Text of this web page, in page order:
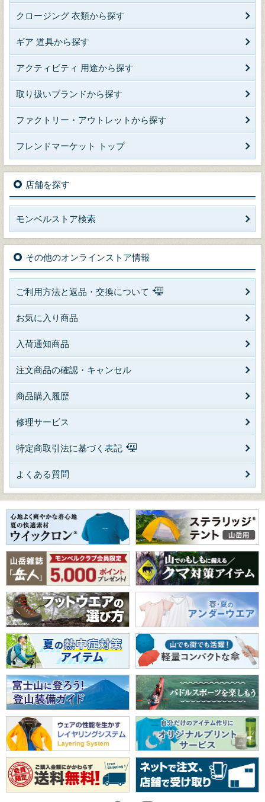
クロージング 衣類から探す
ギア 道具から探す
アクティビティ 用途から探す
取り扱いブランドから探す
ファクトリー・アウトレットから探す
フレンドマーケット トップ
店舗を探す
モンベルストア検索
その他のオンラインストア情報
ご利用方法と返品・交換について
お気に入り商品
入荷通知商品
注文商品の確認・キャンセル
商品購入履歴
修理サービス
特定商取引法に基づく表記
よくある質問